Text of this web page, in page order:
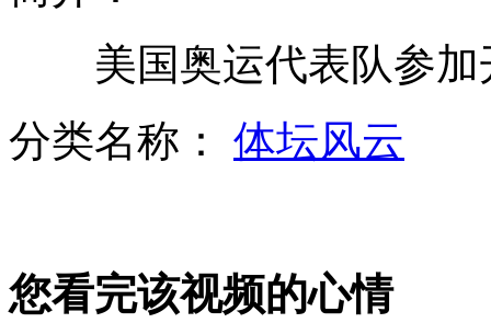
美国奥运代表队参加
分类名称： 体坛风云
您看完该视频的心情